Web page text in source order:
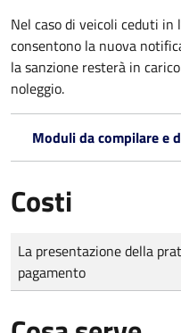
Nel caso di veicoli ceduti
consentono la nuova
la sanzione resterà in
noleggio.
Moduli da compilare e
Costi
Tipo di pagamento
Importo
La presentazione della
pagamento